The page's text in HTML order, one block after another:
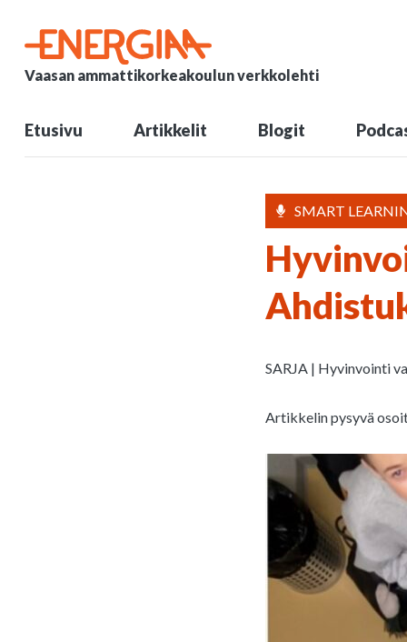
Vaasan ammattikorkeakoulun verkkolehti
Etusivu Artikkelit Blogit
SMART
SARJA | Hyvinvointi
Artikkelin pysyvä